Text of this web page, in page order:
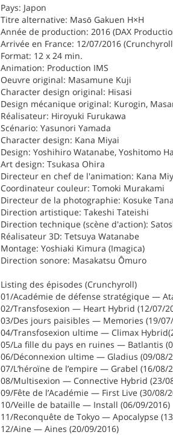
Pays: Japon
Titre alternative: Masō Gakuen H×H
Année de production: 2016 (DAX
Arrivée en France: 12/07/2016
Format: 12 x 24 min.
Animation: Production IMS
Oeuvre original: Masamune Kuji
Character design original: Hisasi
Design mécanique original: Kurogin,
Réalisateur: Hiroyuki Furukawa
Scénario: Yasunori Yamada
Character design: Kana Miyai
Design: Yoshihiro Watanabe, Yoshitomo
Art design: Tsukasa Ohira
Directeur en chef de l'animation: Kana
Coordinateur couleur: Tomoki Murakami
Directeur de la photographie: Kosuke
Direction artistique: Takeshi Tateishi
Direction technique (scène d'action):
Réalisateur 3D: Tetsuya Watanabe
Montage: Yoshiaki Kimura (Imagica)
Direction sonore: Masakatsu Ômuro
Listing des épisodes (Crunchyroll)
01/Académie de défense stratégique —
02/Transfosexion — Heart Hybrid (12/07/
03/Des jours paisibles — Memories (19/
04/Transfosexion ultime — Climax
05/La fille du pays en ruines — Batlantis
06/Déconnexion ultime — Gladius (09/08/
07/L’héroïne de l’empire — Grabel (16/08/
08/Multisexion — Connective Hybrid (23/
09/Fête de l’Académie — First Live (30/08/
10/Veille de bataille — Install (06/09/2016)
11/Reconquête de Tokyo — Apocalypse
12/Aine — Aines (20/09/2016)